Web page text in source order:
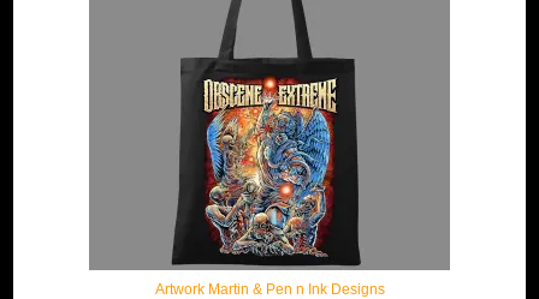
Artwork Martin & Pen n Ink Designs